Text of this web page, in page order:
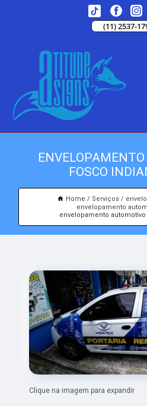
(11) 2537-
FOSCO
Home Serviços
envelopamento
envelopamento
Clique na imagem para expandir